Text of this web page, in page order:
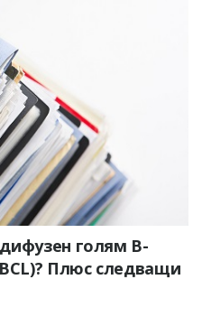
голям В-
Плюс следващи